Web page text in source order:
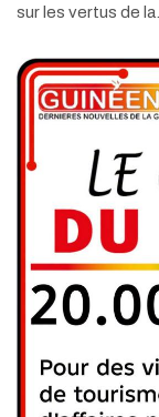
sur les vertus de